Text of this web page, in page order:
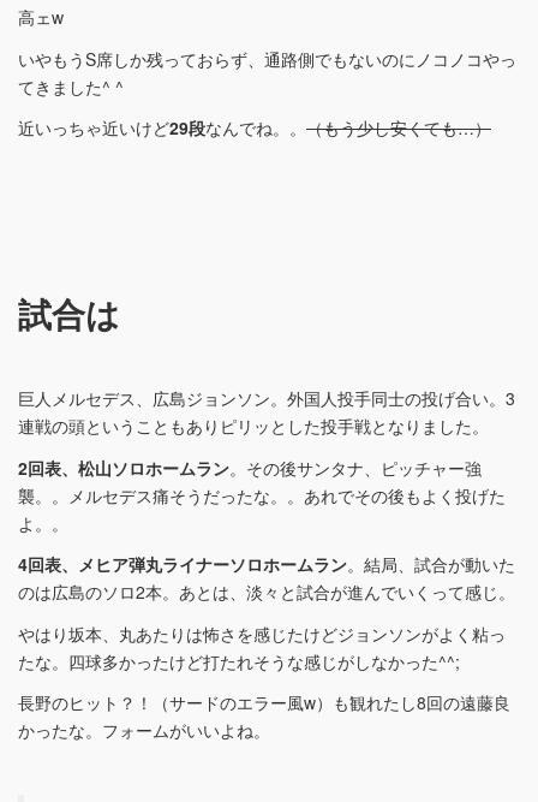
高ェw
いやもうS席しか残っておらず、通路側でもないのにノコノコやっ
てきました^ ^
近いっちゃ近いけど29段なんでね。。 （もう少し安くても…）
試合は
巨人メルセデス、広島ジョンソン。外国人投手同士の投げ合い。3
連戦の頭ということもありピリッとした投手戦となりました。
2回表、松山ソロホームラン。その後サンタナ、ピッチャー強
襲。。メルセデス痛そうだったな。。あれでその後もよく投げた
よ。。
4回表、メヒア弾丸ライナーソロホームラン。結局、試合が動いた
のは広島のソロ2本。あとは、淡々と試合が進んでいくって感じ。
やはり坂本、丸あたりは怖さを感じたけどジョンソンがよく粘っ
たな。四球多かったけど打たれそうな感じがしなかった^^;
長野のヒット？！（サードのエラー風w）も観れたし8回の遠藤良
かったな。フォームがいいよね。